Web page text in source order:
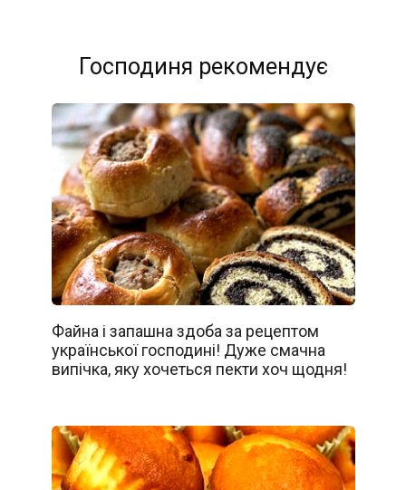
Господиня рекомендує
Файна і запашна здоба за рецептом
української господині! Дуже смачна
випічка, яку хочеться пекти хоч щодня!